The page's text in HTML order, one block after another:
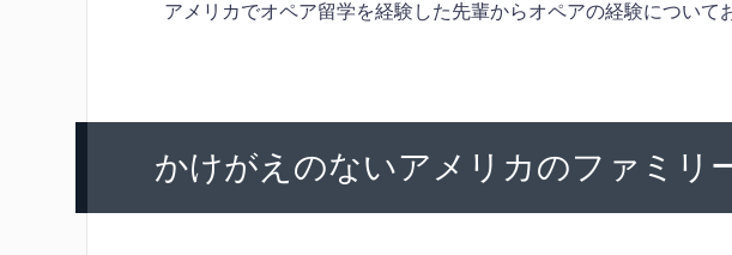
アメリカでオペア留学を経験した先輩からオペアの経験について
かけがえのないアメリカのファミリ